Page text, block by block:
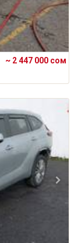
~ 2 447 000 сом